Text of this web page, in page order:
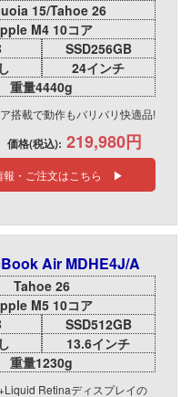
15/Tahoe 26
M4 10コア
SSD256GB
24インチ
重量4440g
搭載で動作もバリバリ快適品!
価格(税込): 219,980円
報・ご注文はこちら ▶
Air MDHE4J/A
Tahoe 26
M5 10コア
SSD512GB
13.6インチ
重量1230g
Retinaディスプレイの